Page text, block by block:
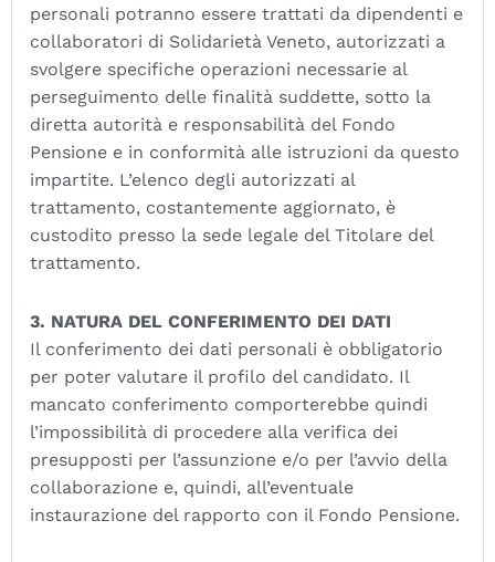
personali potranno essere trattati da dipendenti e
collaboratori di Solidarietà Veneto, autorizzati a
svolgere specifiche operazioni necessarie al
perseguimento delle finalità suddette, sotto la
diretta autorità e responsabilità del Fondo
Pensione e in conformità alle istruzioni da questo
impartite. L’elenco degli autorizzati al
trattamento, costantemente aggiornato, è
custodito presso la sede legale del Titolare del
trattamento.
3. NATURA DEL CONFERIMENTO DEI DATI
Il conferimento dei dati personali è obbligatorio
per poter valutare il profilo del candidato. Il
mancato conferimento comporterebbe quindi
l’impossibilità di procedere alla verifica dei
presupposti per l’assunzione e/o per l’avvio della
collaborazione e, quindi, all’eventuale
instaurazione del rapporto con il Fondo Pensione.